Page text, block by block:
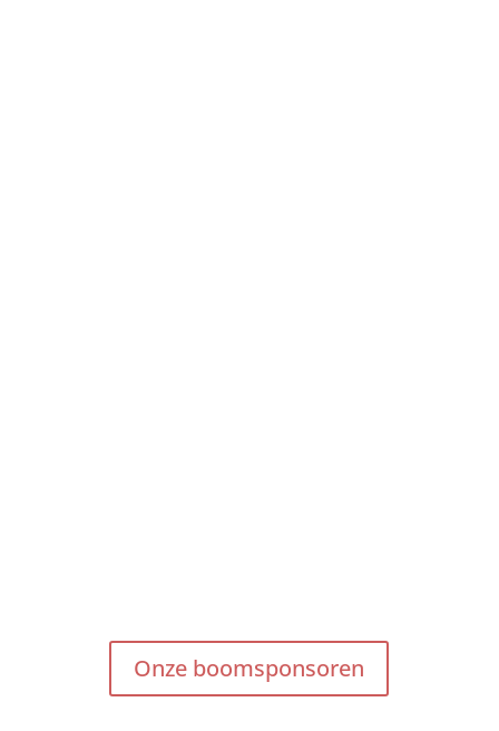
Onze boomsponsoren